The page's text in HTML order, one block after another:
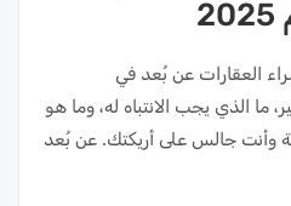
العقارات عن بُعد في
ما الذي يجب الانتباه له، وما هو
وأنت جالس على أريكتك. عن بُعد